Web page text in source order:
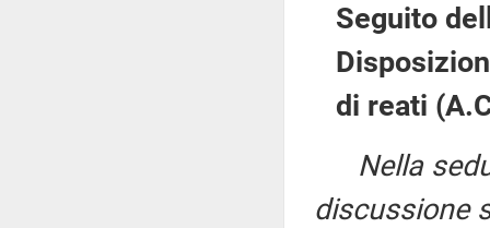
Seguito
di reati
Nella
discussione